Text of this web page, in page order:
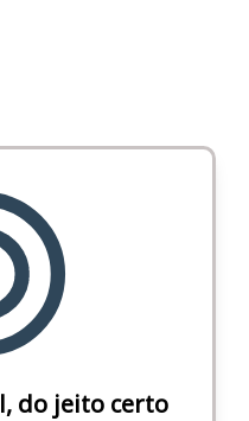
do jeito certo